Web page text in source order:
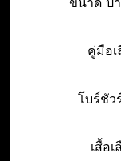
คู่มือเ
โบร์ชัว
เสื้อ